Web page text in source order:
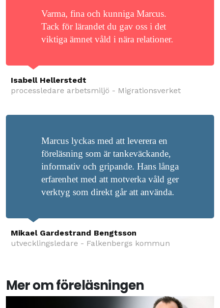
Varma, fina och kunniga Marcus.
Tack för lärandet du gav oss i det
viktiga ämnet våld i nära relationer.
Isabell Hellerstedt
processledare arbetsmiljö - Migrationsverket
Marcus lyckas med att leverera en
föreläsning som är tankeväckande,
informativ och gripande. Hans långa
erfarenhet med att motverka våld ger
verktyg som direkt går att använda.
Mikael Gardestrand Bengtsson
utvecklingsledare - Falkenbergs kommun
Mer om föreläsningen